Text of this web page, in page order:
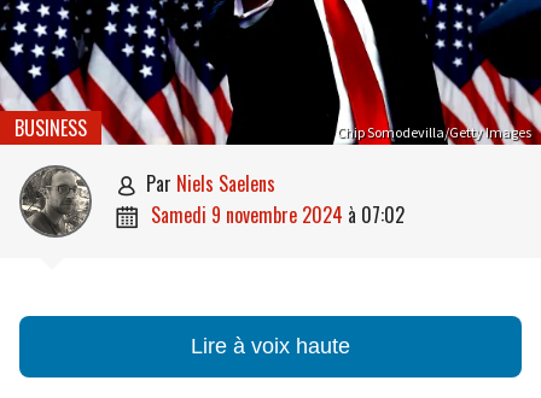
Chip Somodevilla/Getty Images
BUSINESS
 par Niels Saelens
 samedi 9 novembre 2024 à 07:02
Lire à voix haute